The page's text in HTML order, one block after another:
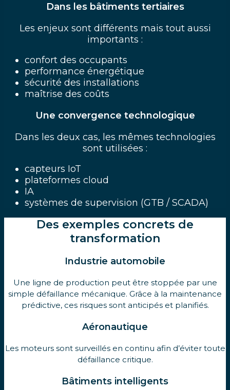
Dans les bâtiments tertiaires
Les enjeux sont différents mais tout aussi
importants :
confort des occupants
performance énergétique
sécurité des installations
maîtrise des coûts
Une convergence technologique
Dans les deux cas, les mêmes technologies
sont utilisées :
capteurs IoT
plateformes cloud
IA
systèmes de supervision (GTB / SCADA)
Des exemples concrets de
transformation
Industrie automobile
Une ligne de production peut être stoppée par une
simple défaillance mécanique. Grâce à la maintenance
prédictive, ces risques sont anticipés et planifiés.
Aéronautique
Les moteurs sont surveillés en continu afin d’éviter toute
défaillance critique.
Bâtiments intelligents